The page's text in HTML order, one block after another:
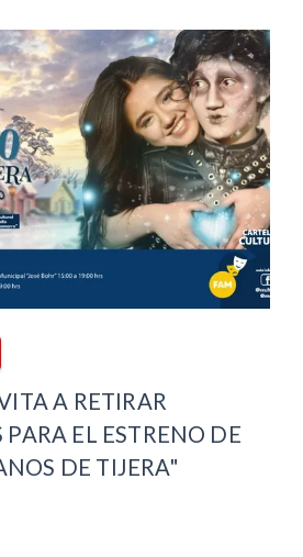
A RETIRAR
EL ESTRENO DE
DE TIJERA"